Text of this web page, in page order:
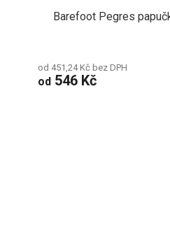
Barefoot Pegres
od 451,24 Kč bez DPH
od 546 Kč